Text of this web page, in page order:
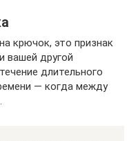
крючок, это признак
вашей другой
длительного
— когда между